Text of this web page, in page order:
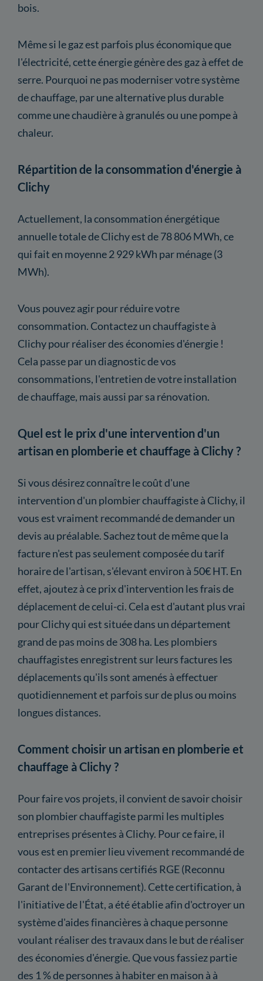
bois.
Même si le gaz est parfois plus économique que
l'électricité, cette énergie génère des gaz à effet de
serre. Pourquoi ne pas moderniser votre système
de chauffage, par une alternative plus durable
comme une chaudière à granulés ou une pompe à
chaleur.
Répartition de la consommation d'énergie à
Clichy
Actuellement, la consommation énergétique
annuelle totale de Clichy est de 78 806 MWh, ce
qui fait en moyenne 2 929 kWh par ménage (3
MWh).
Vous pouvez agir pour réduire votre
consommation. Contactez un chauffagiste à
Clichy pour réaliser des économies d'énergie !
Cela passe par un diagnostic de vos
consommations, l'entretien de votre installation
de chauffage, mais aussi par sa rénovation.
Quel est le prix d'une intervention d'un
artisan en plomberie et chauffage à Clichy ?
Si vous désirez connaître le coût d'une
intervention d'un plombier chauffagiste à Clichy, il
vous est vraiment recommandé de demander un
devis au préalable. Sachez tout de même que la
facture n'est pas seulement composée du tarif
horaire de l'artisan, s'élevant environ à 50€ HT. En
effet, ajoutez à ce prix d'intervention les frais de
déplacement de celui-ci. Cela est d'autant plus vrai
pour Clichy qui est située dans un département
grand de pas moins de 308 ha. Les plombiers
chauffagistes enregistrent sur leurs factures les
déplacements qu'ils sont amenés à effectuer
quotidiennement et parfois sur de plus ou moins
longues distances.
Comment choisir un artisan en plomberie et
chauffage à Clichy ?
Pour faire vos projets, il convient de savoir choisir
son plombier chauffagiste parmi les multiples
entreprises présentes à Clichy. Pour ce faire, il
vous est en premier lieu vivement recommandé de
contacter des artisans certifiés RGE (Reconnu
Garant de l'Environnement). Cette certification, à
l'initiative de l'État, a été établie afin d'octroyer un
système d'aides financières à chaque personne
voulant réaliser des travaux dans le but de réaliser
des économies d'énergie. Que vous fassiez partie
des 1 % de personnes à habiter en maison à à